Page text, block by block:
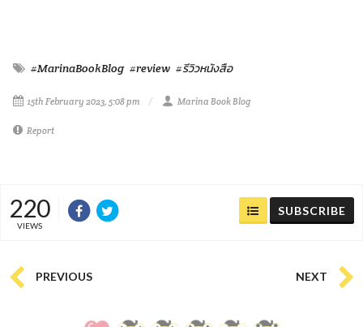
#MarinaBookBlog #review #รีวิวหนังสือ
15th February 2023, 5:08 pm Marina Book Blog
Report
220
VIEWS
SUBSCRIBE
PREVIOUS NEXT